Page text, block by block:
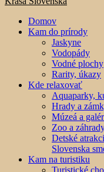
Domov
Kam do prírody
Jaskyne
Vodopády
Vodné plochy
Rarity, úkazy
Kde relaxovať
Aquaparky,
Hrady a
Múzeá a
Zoo a
Detské
Slovenska
Kam na turistiku
Turistické